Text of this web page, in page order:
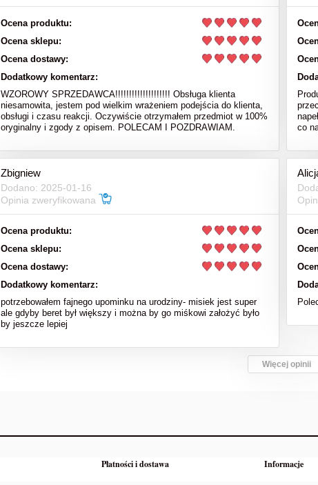
Ocena produktu:
Ocena sklepu:
Ocena dostawy:
Dodatkowy komentarz:
WZOROWY SPRZEDAWCA!!!!!!!!!!!!!!!!!!!! Obsługa klienta
niesamowita, jestem pod wielkim wrażeniem podejścia do klienta,
obsługi i czasu reakcji. Oczywiście otrzymałem przedmiot w 100%
oryginalny i zgody z opisem. POLECAM I POZDRAWIAM.
co
Zbigniew
Dodano: 2025-01-16
Opinia zweryfikowana
Ocena produktu:
Ocena sklepu:
Ocena dostawy:
Dodatkowy komentarz:
potrzebowałem fajnego upominku na urodziny- misiek jest super
ale gdyby beret był większy i można by go miśkowi założyć było
by jeszcze lepiej
Więcej opinii
Płatności i dostawa Informacje